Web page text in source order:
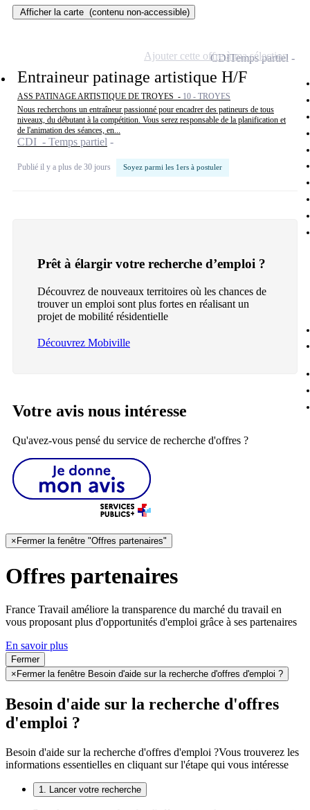
Afficher la carte (contenu non-accessible)
Entraineur patinage artistique H/F
ASS PATINAGE ARTISTIQUE DE TROYES - 10 - TROYES
Nous recherchons un entraîneur passionné pour encadrer des patineurs de tous
niveaux, du débutant à la compétition. Vous serez responsable de la planification et
de l'animation des séances, en...
CDI - Temps partiel
Publié il y a plus de 30 jours Soyez parmi les 1ers à postuler
CDITemps partiel
Ajouter cette offre à ma sélection
Prêt à élargir votre recherche d’emploi ?
Découvrez de nouveaux territoires où les chances de
trouver un emploi sont plus fortes en réalisant un
projet de mobilité résidentielle
Découvrez Mobiville
Votre avis nous intéresse
Qu'avez-vous pensé du service de recherche d'offres ?
× Fermer la fenêtre "Offres partenaires"
Offres partenaires
France Travail améliore la transparence du marché du travail en
vous proposant plus d'opportunités d'emploi grâce à ses partenaires
En savoir plus
Fermer
× Fermer la fenêtre Besoin d'aide sur la recherche d'offres d'emploi ?
Besoin d'aide sur la recherche d'offres
d'emploi ?
Besoin d'aide sur la recherche d'offres d'emploi ?Vous trouverez les
informations essentielles en cliquant sur l'étape qui vous intéresse
1. Lancer votre recherche